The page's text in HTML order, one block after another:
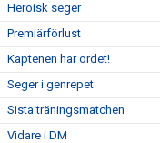
Heroisk seger
Premiärförlust
Kaptenen har ordet!
Seger i genrepet
Sista träningsmatchen
Vidare i DM